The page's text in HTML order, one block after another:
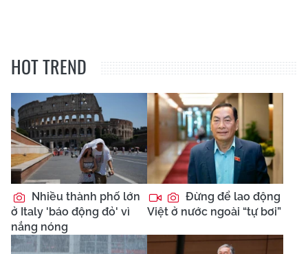
HOT TREND
Nhiều thành phố lớn
ở Italy 'báo động đỏ' vì
nắng nóng
Đừng để lao động
Việt ở nước ngoài “tự bơi”